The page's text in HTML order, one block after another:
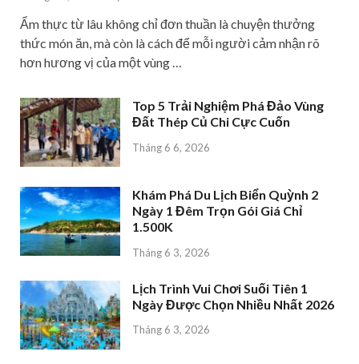
Ẩm thực từ lâu không chỉ đơn thuần là chuyện thưởng
thức món ăn, mà còn là cách để mỗi người cảm nhận rõ
hơn hương vị của một vùng …
Top 5 Trải Nghiệm Phá Đảo Vùng
Đất Thép Củ Chi Cực Cuốn
Tháng 6 6, 2026
Khám Phá Du Lịch Biển Quỳnh 2
Ngày 1 Đêm Trọn Gói Giá Chỉ
1.500K
Tháng 6 3, 2026
Lịch Trình Vui Chơi Suối Tiên 1
Ngày Được Chọn Nhiều Nhất 2026
Tháng 6 3, 2026